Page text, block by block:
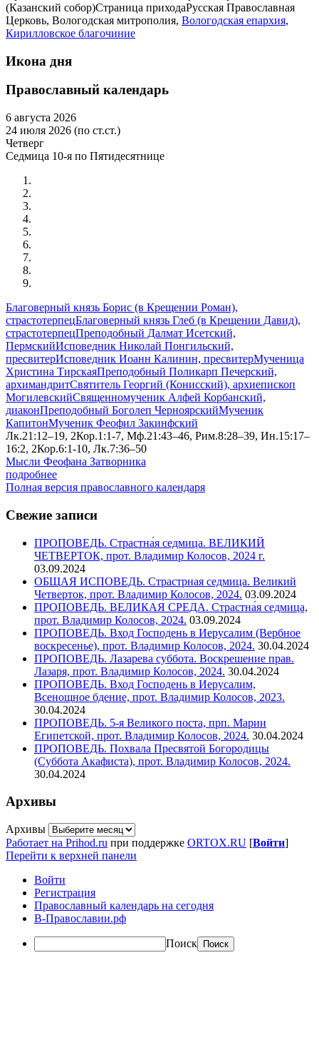
(Казанский собор)Страница приходаРусская Православная
Церковь, Вологодская митрополия, Вологодская епархия,
Кирилловское благочиние
Икона дня
Православный календарь
6 августа 2026
24 июля 2026 (по ст.ст.)
Четверг
Седмица 10-я по Пятидесятнице
Благоверный князь Борис (в Крещении Роман),
страстотерпецБлаговерный князь Глеб (в Крещении Давид),
страстотерпецПреподобный Далмат Исетский,
ПермскийИсповедник Николай Понгильский,
пресвитерИсповедник Иоанн Калинин, пресвитерМученица
Христина ТирскаяПреподобный Поликарп Печерский,
архимандритСвятитель Георгий (Конисский), архиепископ
МогилевскийСвященномученик Алфей Корбанский,
диаконПреподобный Боголеп ЧерноярскийМученик
КапитонМученик Феофил Закинфский
Лк.21:12–19, 2Кор.1:1-7, Мф.21:43–46, Рим.8:28–39, Ин.15:17–
16:2, 2Кор.6:1-10, Лк.7:36–50
Мысли Феофана Затворника
подробнее
Полная версия православного календаря
Свежие записи
ПРОПОВЕДЬ. Страстна́я седмица. ВЕЛИКИЙ
ЧЕТВЕРТОК, прот. Владимир Колосов, 2024 г.
03.09.2024
ОБЩАЯ ИСПОВЕДЬ. Страстрная седмица. Великий
Четверток, прот. Владимир Колосов, 2024. 03.09.2024
ПРОПОВЕДЬ. ВЕЛИКАЯ СРЕДА. Страстна́я седмица,
прот. Владимир Колосов, 2024. 03.09.2024
ПРОПОВЕДЬ. Вход Господень в Иерусалим (Вербное
воскресенье), прот. Владимир Колосов, 2024. 30.04.2024
ПРОПОВЕДЬ. Лазарева суббота. Воскрешение прав.
Лазаря, прот. Владимир Колосов, 2024. 30.04.2024
ПРОПОВЕДЬ. Вход Господень в Иерусалим,
Всенощное бдение, прот. Владимир Колосов, 2023.
30.04.2024
ПРОПОВЕДЬ. 5-я Великого поста, прп. Марии
Египетской, прот. Владимир Колосов, 2024. 30.04.2024
ПРОПОВЕДЬ. Похвала Пресвятой Богородицы
(Суббота Акафиста), прот. Владимир Колосов, 2024.
30.04.2024
Архивы
Архивы
Работает на Prihod.ru при поддержке ORTOX.RU [Войти]
Перейти к верхней панели
Войти
Регистрация
Православный календарь на сегодня
В-Православии.рф
Поиск